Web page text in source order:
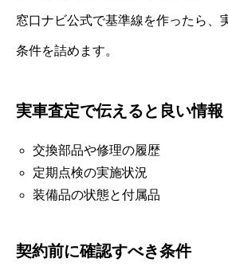
窓口ナビ公式で基準線を作ったら、
条件を詰めます。
実車査定で伝えると良い情報
交換部品や修理の履歴
定期点検の実施状況
装備品の状態と付属品
契約前に確認すべき条件